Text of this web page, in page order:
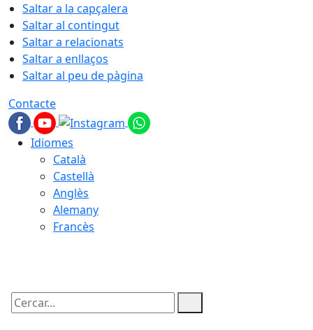
Saltar a la capçalera
Saltar al contingut
Saltar a relacionats
Saltar a enllaços
Saltar al peu de pàgina
Contacte
Idiomes
Català
Castellà
Anglès
Alemany
Francès
Cercar: